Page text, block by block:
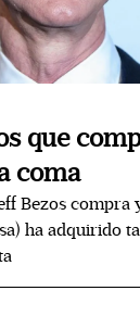
que
coma
Bezos compra
ha adquirido